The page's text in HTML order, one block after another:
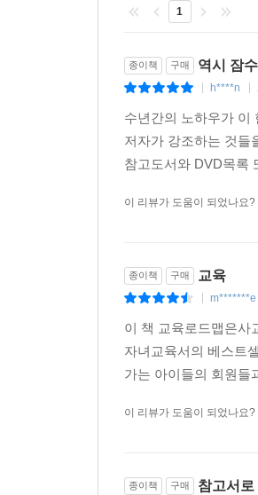
스스로 즐기며 공부하는 아
* 제가 늦은 나이에 영어
놀라 아직 신입이긴 하지
뭘 걱정하세요?” 이러시
옳았다는 확신이 드니 기
* 마치 아이를 낳아 다시
있습니다. 첨엔 이렇게
1
종이책 구매 역시 잠
h****n
수년간의 노하우가 이
저자가 강조하는 것들
참고도서와 DVD목록
이 리뷰가 도움이 되었나요?
종이책 구매 교육
m*******e
이 책 교육로드맵은사
자녀교육서의 베스트
가는 아이들의 회원들
이 리뷰가 도움이 되었나요?
종이책 구매 참고서